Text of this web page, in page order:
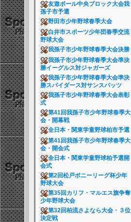
友遊ボール中央ブロック大会我
孫子市予選
野田市少年野球春季大会
白井市スポーツ少年団春季交流
野球大会
我孫子市少年野球春季大会決勝
我孫子市少年野球春季大会準決
勝イーグルス対ジャガーズ
我孫子市少年野球春季大会準決
勝スパイダース対サンスパッツ
我孫子市少年野球春季大会表彰
式
第41回我孫子市少年野球春季大
会・開幕戦
全日本・関東学童野球柏市予選
第41回我孫子市少年野球春季大
会・開会式
全日本・関東学童野球柏予選開
会式
第2回松戸ポニーリーグ杯少年
野球大会
第35回カリフ・マルエス旗争奪
少年野球大会
第32回柏流さよなら大会・３位
決定戦